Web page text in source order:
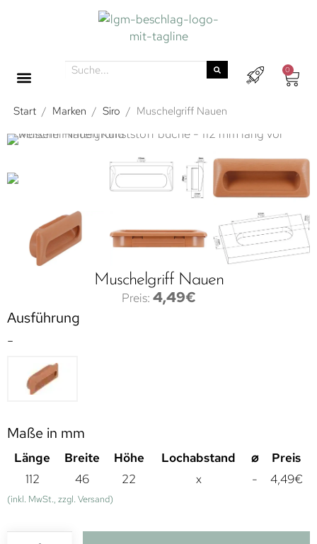
0
Start / Marken / Siro / Muschelgriff Nauen
Muschelgriff Nauen
4,49€
Ausführung
-
Maße in mm
Länge Breite Höhe Lochabstand ⌀
Preis
112
46 22 x - 4,49€
(inkl. MwSt., zzgl. Versand)